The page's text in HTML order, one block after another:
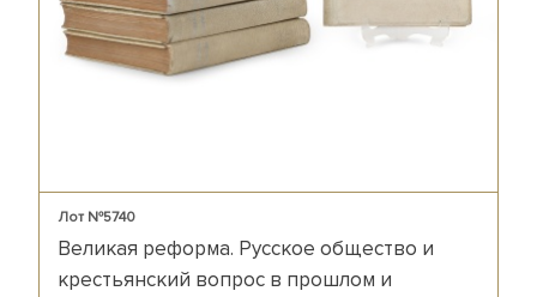
Лот №5740
Великая реформа. Русское общество и
крестьянский вопрос в прошлом и